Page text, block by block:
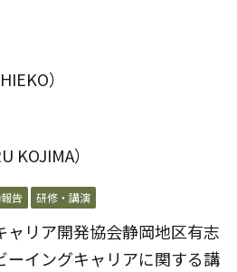
）
KOJIMA）
告 研修・講演
リア開発協会静岡地区有志
ーイングキャリアに関する講